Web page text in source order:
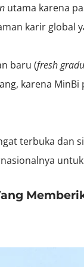
utama karena
karir global
baru (fresh
karena
terbuka dan